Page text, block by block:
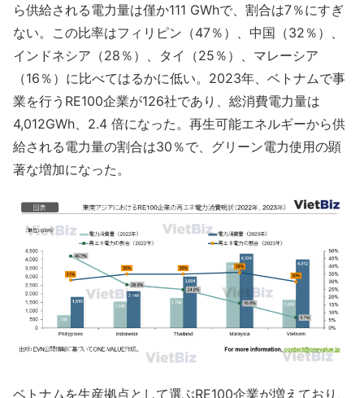
ら供給される電力量は僅か111 GWhで、割合は7％にすぎ
ない。この比率はフィリピン（47％）、中国（32％）、
インドネシア（28％）、タイ（25％）、マレーシア
（16％）に比べてはるかに低い。2023年、ベトナムで事
業を行うRE100企業が126社であり、総消費電力量は
4,012GWh、2.4 倍になった。再生可能エネルギーから供
給される電力量の割合は30％で、グリーン電力使用の顕
著な増加になった。
ベトナムを生産拠点として選ぶRE100企業が増えており、